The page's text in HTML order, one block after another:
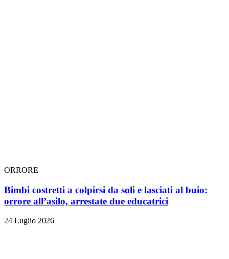
ORRORE
Bimbi costretti a colpirsi da soli e lasciati al buio:
orrore all’asilo, arrestate due educatrici
24 Luglio 2026